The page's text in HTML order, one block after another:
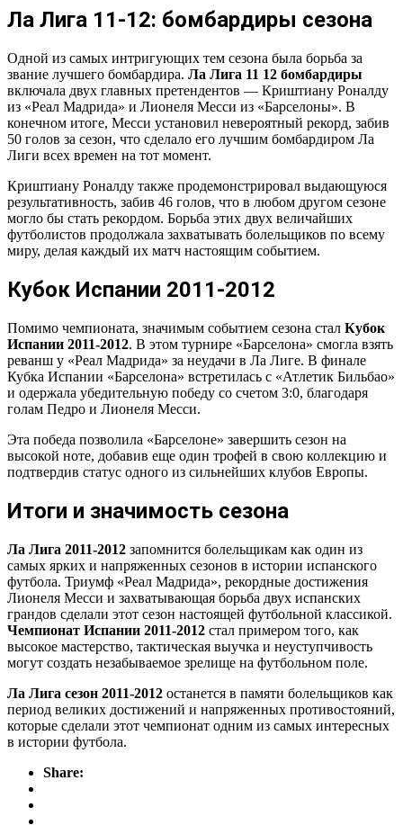
Ла Лига 11-12: бомбардиры сезона
Одной из самых интригующих тем сезона была борьба за
звание лучшего бомбардира. Ла Лига 11 12 бомбардиры
включала двух главных претендентов — Криштиану Роналду
из «Реал Мадрида» и Лионеля Месси из «Барселоны». В
конечном итоге, Месси установил невероятный рекорд, забив
50 голов за сезон, что сделало его лучшим бомбардиром Ла
Лиги всех времен на тот момент.
Криштиану Роналду также продемонстрировал выдающуюся
результативность, забив 46 голов, что в любом другом сезоне
могло бы стать рекордом. Борьба этих двух величайших
футболистов продолжала захватывать болельщиков по всему
миру, делая каждый их матч настоящим событием.
Кубок Испании 2011-2012
Помимо чемпионата, значимым событием сезона стал Кубок
Испании 2011-2012. В этом турнире «Барселона» смогла взять
реванш у «Реал Мадрида» за неудачи в Ла Лиге. В финале
Кубка Испании «Барселона» встретилась с «Атлетик Бильбао»
и одержала убедительную победу со счетом 3:0, благодаря
голам Педро и Лионеля Месси.
Эта победа позволила «Барселоне» завершить сезон на
высокой ноте, добавив еще один трофей в свою коллекцию и
подтвердив статус одного из сильнейших клубов Европы.
Итоги и значимость сезона
Ла Лига 2011-2012 запомнится болельщикам как один из
самых ярких и напряженных сезонов в истории испанского
футбола. Триумф «Реал Мадрида», рекордные достижения
Лионеля Месси и захватывающая борьба двух испанских
грандов сделали этот сезон настоящей футбольной классикой.
Чемпионат Испании 2011-2012 стал примером того, как
высокое мастерство, тактическая выучка и неуступчивость
могут создать незабываемое зрелище на футбольном поле.
Ла Лига сезон 2011-2012 останется в памяти болельщиков как
период великих достижений и напряженных противостояний,
которые сделали этот чемпионат одним из самых интересных
в истории футбола.
Share: